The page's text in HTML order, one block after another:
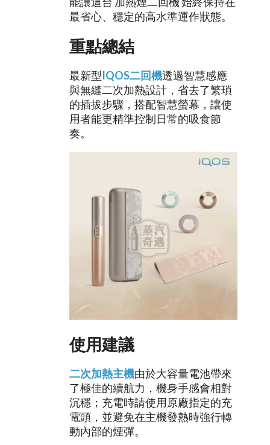
最省心、穩定的高水準運作狀態。
重點總結
最新型IQOS二回機透過智慧感應
與無縫二次加熱設計，省去了繁瑣
的插拔步驟，搭配智慧螢幕，讓使
用者能更精準控制日常的吸食節
奏。
使用建議
二次加熱主機由於大容量電池帶來
了極佳的續航力，機身手感會相對
沉穩；充電時請使用原廠指定的充
電頭，並避免在主機發熱時強行轉
動內部的煙彈。